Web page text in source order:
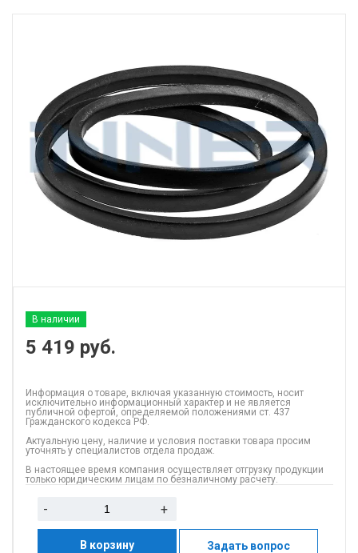
В наличии
5 419 руб.
Информация о товаре, включая указанную стоимость, носит
исключительно информационный характер и не является
публичной офертой, определяемой положениями ст. 437
Гражданского кодекса РФ.
Актуальную цену, наличие и условия поставки товара просим
уточнять у специалистов отдела продаж.
В настоящее время компания осуществляет отгрузку продукции
только юридическим лицам по безналичному расчету.
- +
В корзину Задать вопрос